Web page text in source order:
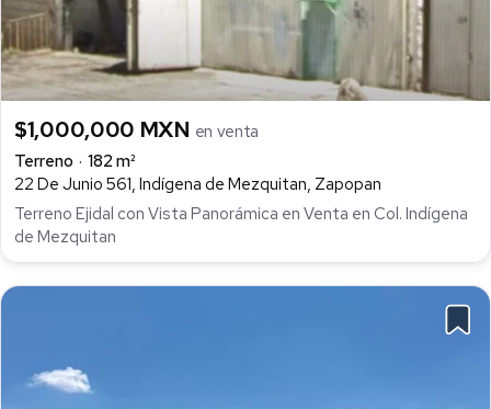
$1,000,000 MXN en venta
Terreno
182 m²
22 De Junio 561, Indígena de Mezquitan, Zapopan
Terreno Ejidal con Vista Panorámica en Venta en Col. Indígena
de Mezquitan